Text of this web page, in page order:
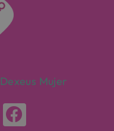
Dexeus Mujer